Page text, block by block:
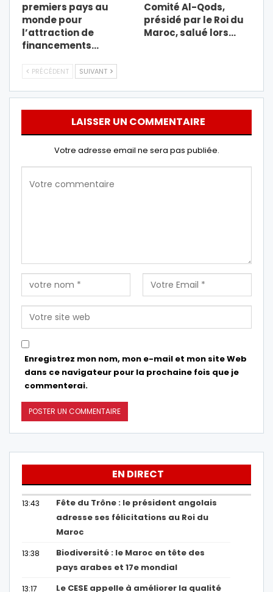
premiers pays au
monde pour
l’attraction de
financements…
Comité Al-Qods,
présidé par le Roi du
Maroc, salué lors…
PRÉCÉDENT SUIVANT
LAISSER UN COMMENTAIRE
Votre adresse email ne sera pas publiée.
Enregistrez mon nom, mon e-mail et mon site Web
dans ce navigateur pour la prochaine fois que je
commenterai.
EN DIRECT
13:43
Fête du Trône : le président angolais
adresse ses félicitations au Roi du
Maroc
13:38
Biodiversité : le Maroc en tête des
pays arabes et 17e mondial
13:17
Le CESE appelle à améliorer la qualité